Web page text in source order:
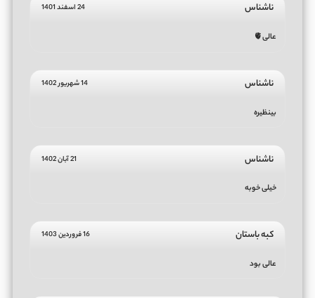
ناشناس 24 اسفند 1401
عالی🫀
ناشناس 14 شهریور 1402
بینظیره
ناشناس 21 آبان 1402
خیلی خوبه
کبه باستان 16 فروردین 1403
عالی بود